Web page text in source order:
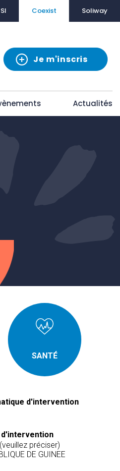
Coexist Soliway
Je m'inscris
Actualités
SANTÉ
d'intervention
d'intervention
préciser)
DE GUINEE